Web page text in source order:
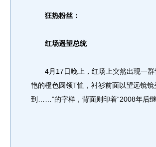
狂热粉丝：
红场遥望总统
4月17日晚上，红场上突然出现一群
艳的橙色圆领T恤，衬衫前面以望远镜
到……”的字样，背面则印着“2008年后继